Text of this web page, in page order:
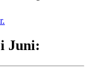
i Juni: